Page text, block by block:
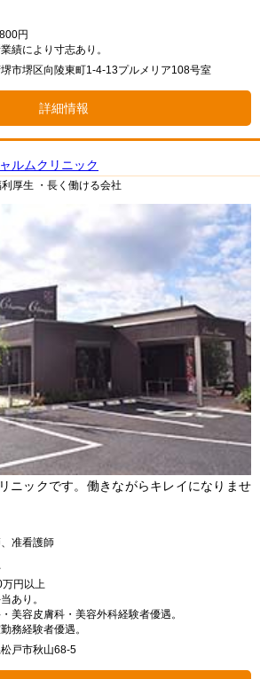
円
績により寸志あり。
市堺区向陵東町1-4-13プルメリア108号室
詳細情報
ルムクリニック
利厚生 ・長く働ける会社
ニックです。働きながらキレイになりませ
准看護師
万円以上
あり。
美容皮膚科・美容外科経験者優遇。
務経験者優遇。
戸市秋山68-5